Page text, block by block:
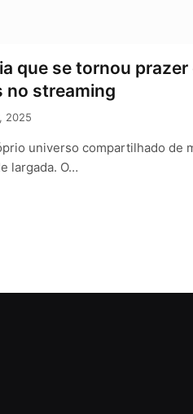
que se tornou
no streaming
2025
universo compartilhado de
largada. O…